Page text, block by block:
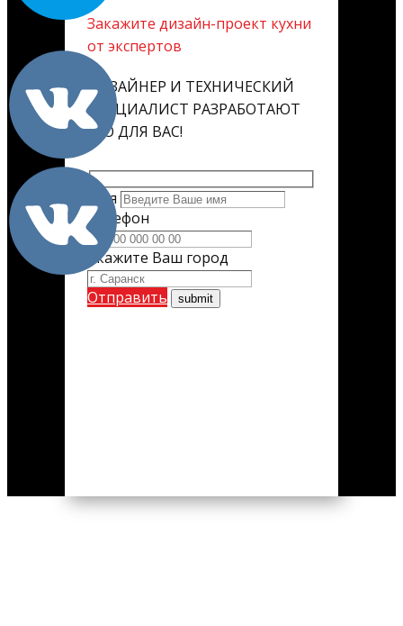
Закажите дизайн-проект кухни
от экспертов
ДИЗАЙНЕР И ТЕХНИЧЕСКИЙ
СПЕЦИАЛИСТ РАЗРАБОТАЮТ
ЕГО ДЛЯ ВАС!
Имя
Телефон
Укажите Ваш город
Отправить